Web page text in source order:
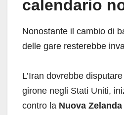
calendario
Nonostante il cambio di
delle gare resterebbe
L’Iran dovrebbe
girone negli Stati Uniti,
contro la Nuova Zelanda